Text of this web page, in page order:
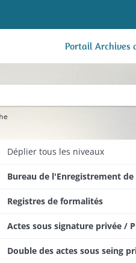
Portail Archives
Dépliertous les niveaux
Bureau de l'Enregistrement
Registres de formalités
Actes sous signature privée /
Double des actes sous seing